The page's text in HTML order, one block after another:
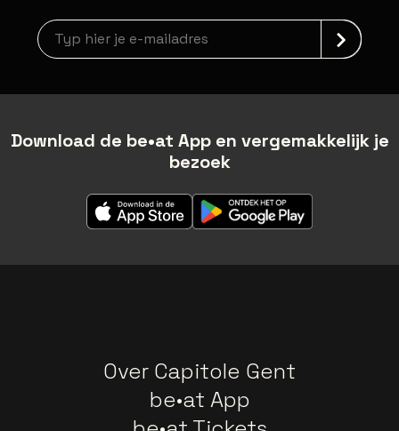
Nieuwsbrief aanmelding
Download de be•at App en vergemakkelijk je
bezoek
Over Capitole Gent
be•at App